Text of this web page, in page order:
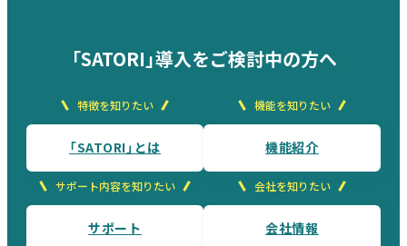
「SATORI」導入をご検討中の方へ
特徴を知りたい
「SATORI」とは
機能を知りたい
機能紹介
サポート内容を知りたい
サポート
会社を知りたい
会社情報